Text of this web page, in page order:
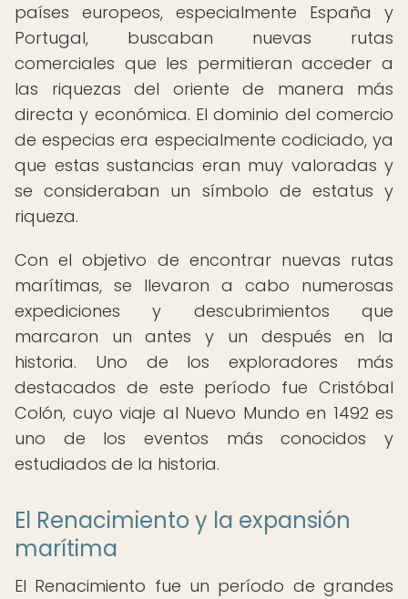
países europeos, especialmente España y
Portugal, buscaban nuevas rutas
comerciales que les permitieran acceder a
las riquezas del oriente de manera más
directa y económica. El dominio del comercio
de especias era especialmente codiciado, ya
que estas sustancias eran muy valoradas y
se consideraban un símbolo de estatus y
riqueza.
Con el objetivo de encontrar nuevas rutas
marítimas, se llevaron a cabo numerosas
expediciones y descubrimientos que
marcaron un antes y un después en la
historia. Uno de los exploradores más
destacados de este período fue Cristóbal
Colón, cuyo viaje al Nuevo Mundo en 1492 es
uno de los eventos más conocidos y
estudiados de la historia.
El Renacimiento y la expansión
marítima
El Renacimiento fue un período de grandes